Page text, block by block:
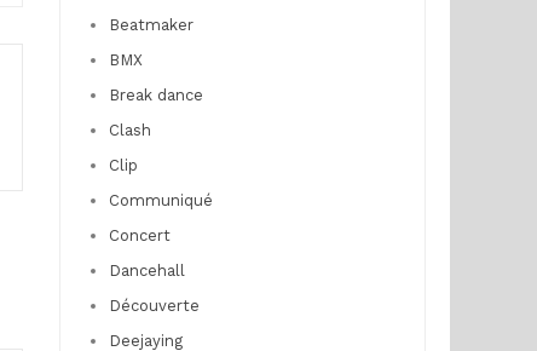
Beatmaker
BMX
Break dance
Clash
Clip
Communiqué
Concert
Dancehall
Découverte
Deejaying